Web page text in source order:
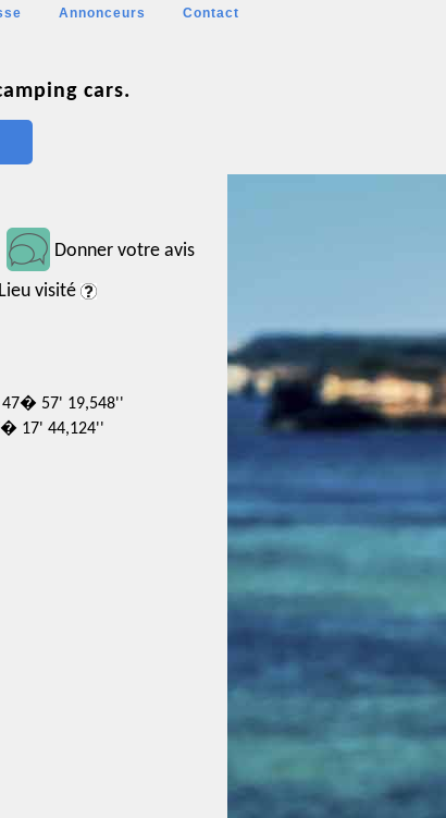
Annonceurs Contact
cars.
Donner votre avis
visité
47� 57' 19,548''
17' 44,124''